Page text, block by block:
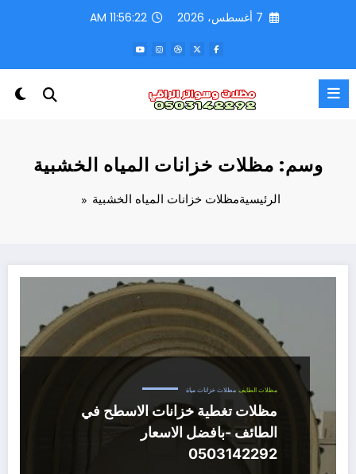
7 أغسطس، 2026 11:56:22 AM
وسم: مظلات خزانات المياه الخشبية
الرئيسيةمظلات خزانات المياه الخشبية
مظلات الطايف مظلات خزانات مياة
مظلات تغطية خزانات الاسطح في
الطائف -بافضل الاسعار
0503142292